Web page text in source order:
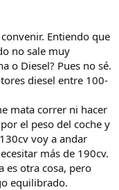
Entiendo que
no sale muy
o Diesel? Pues no sé.
diesel entre 100-
mata correr ni hacer
el peso del coche y
voy a andar
más de 190cv.
es otra cosa, pero
equilibrado.